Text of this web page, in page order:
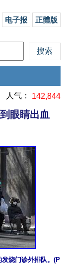
电子报 正體版
人气： 142,844
眼睛出血
烧门诊外排队。(P